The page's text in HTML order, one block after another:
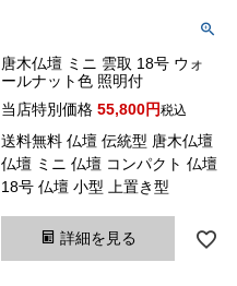
唐木仏壇 ミニ 雲取 18号 ウォ
ールナット色 照明付
当店特別価格 55,800 税込
送料無料 仏壇 伝統型 唐木仏壇
仏壇 ミニ 仏壇 コンパクト 仏壇
18号 仏壇 小型 上置き型
詳細を見る